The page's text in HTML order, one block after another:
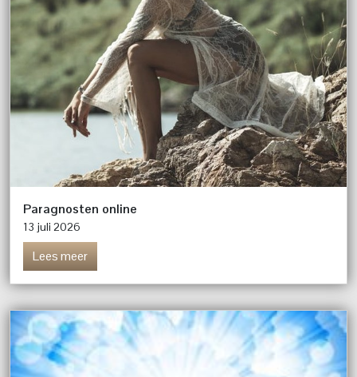
Paragnosten online
13 juli 2026
Lees meer